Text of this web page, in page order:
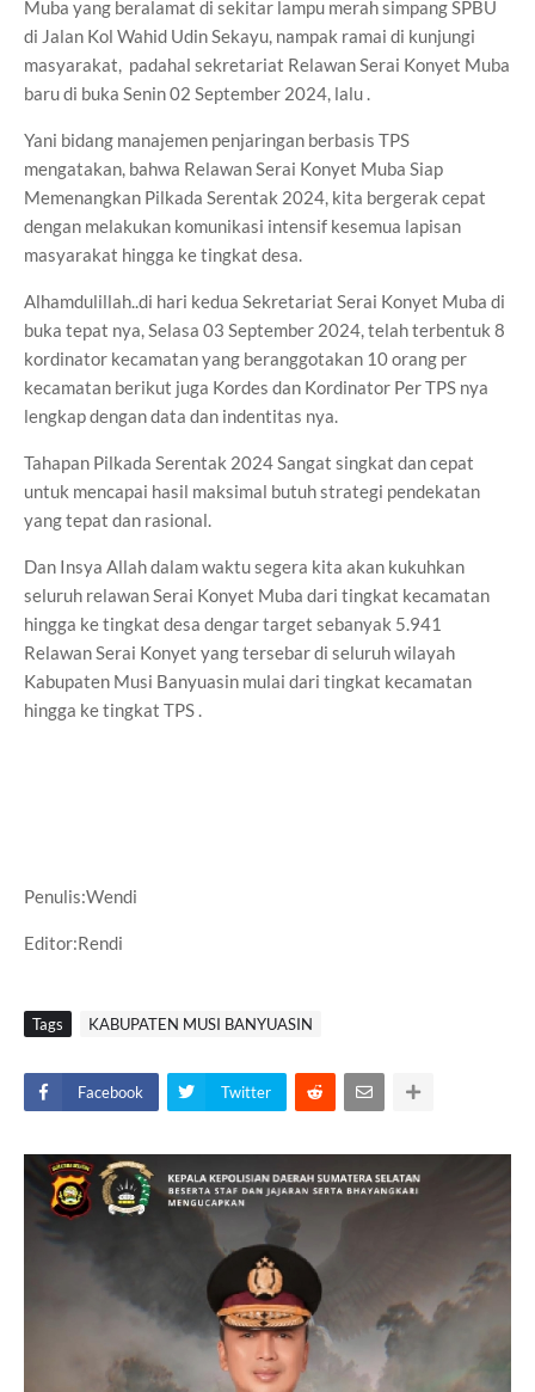
Muba yang beralamat di sekitar lampu merah simpang SPBU
di Jalan Kol Wahid Udin Sekayu, nampak ramai di kunjungi
masyarakat, padahal sekretariat Relawan Serai Konyet Muba
baru di buka Senin 02 September 2024, lalu .
Yani bidang manajemen penjaringan berbasis TPS
mengatakan, bahwa Relawan Serai Konyet Muba Siap
Memenangkan Pilkada Serentak 2024, kita bergerak cepat
dengan melakukan komunikasi intensif kesemua lapisan
masyarakat hingga ke tingkat desa.
Alhamdulillah..di hari kedua Sekretariat Serai Konyet Muba di
buka tepat nya, Selasa 03 September 2024, telah terbentuk 8
kordinator kecamatan yang beranggotakan 10 orang per
kecamatan berikut juga Kordes dan Kordinator Per TPS nya
lengkap dengan data dan indentitas nya.
Tahapan Pilkada Serentak 2024 Sangat singkat dan cepat
untuk mencapai hasil maksimal butuh strategi pendekatan
yang tepat dan rasional.
Dan Insya Allah dalam waktu segera kita akan kukuhkan
seluruh relawan Serai Konyet Muba dari tingkat kecamatan
hingga ke tingkat desa dengar target sebanyak 5.941
Relawan Serai Konyet yang tersebar di seluruh wilayah
Kabupaten Musi Banyuasin mulai dari tingkat kecamatan
hingga ke tingkat TPS .
Penulis:Wendi
Editor:Rendi
Tags KABUPATEN MUSI BANYUASIN
Facebook Twitter